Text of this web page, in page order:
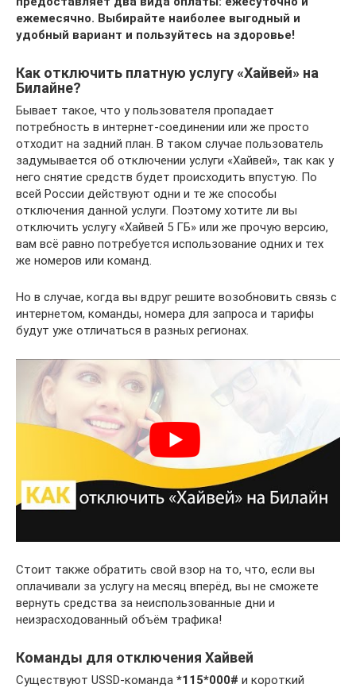
ежемесячно. Выбирайте наиболее выгодный и
удобный вариант и пользуйтесь на здоровье!
Как отключить платную услугу «Хайвей» на
Билайне?
Бывает такое, что у пользователя пропадает
потребность в интернет-соединении или же просто
отходит на задний план. В таком случае пользователь
задумывается об отключении услуги «Хайвей», так как у
него снятие средств будет происходить впустую. По
всей России действуют одни и те же способы
отключения данной услуги. Поэтому хотите ли вы
отключить услугу «Хайвей 5 ГБ» или же прочую версию,
вам всё равно потребуется использование одних и тех
же номеров или команд.
Но в случае, когда вы вдруг решите возобновить связь с
интернетом, команды, номера для запроса и тарифы
будут уже отличаться в разных регионах.
Стоит также обратить свой взор на то, что, если вы
оплачивали за услугу на месяц вперёд, вы не сможете
вернуть средства за неиспользованные дни и
неизрасходованный объём трафика!
Команды для отключения Хайвей
Существуют USSD-команда *115*000# и короткий